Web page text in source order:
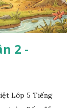
2 -
Lớp 5 Tiếng